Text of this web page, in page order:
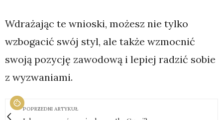
Wdrażając te wnioski, możesz nie tylko
wzbogacić swój styl, ale także wzmocnić
swoją pozycję zawodową i lepiej radzić sobie
z wyzwaniami.
POPRZEDNI ARTYKUŁ